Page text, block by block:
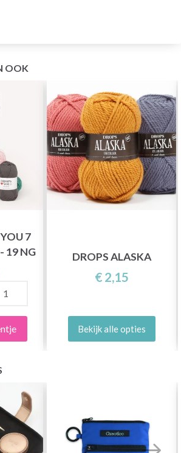
OOK
7
19 NG
DROPS ALASKA
€ 2,15
Bekijk alle opties